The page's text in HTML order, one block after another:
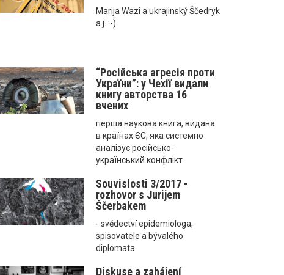
Marija Wazi a ukrajinský Ščedryk
a j. :-)
“Російська агресія проти
України”: у Чехії видали
книгу авторства 16
вчених
першa науковa книгa, виданa
в країнах ЄС, яка системно
аналізує російсько-
український конфлікт
Souvislosti 3/2017 -
rozhovor s Jurijem
Ščerbakem
- svědectví epidemiologa,
spisovatele a bývalého
diplomata
Diskuse a zahájení